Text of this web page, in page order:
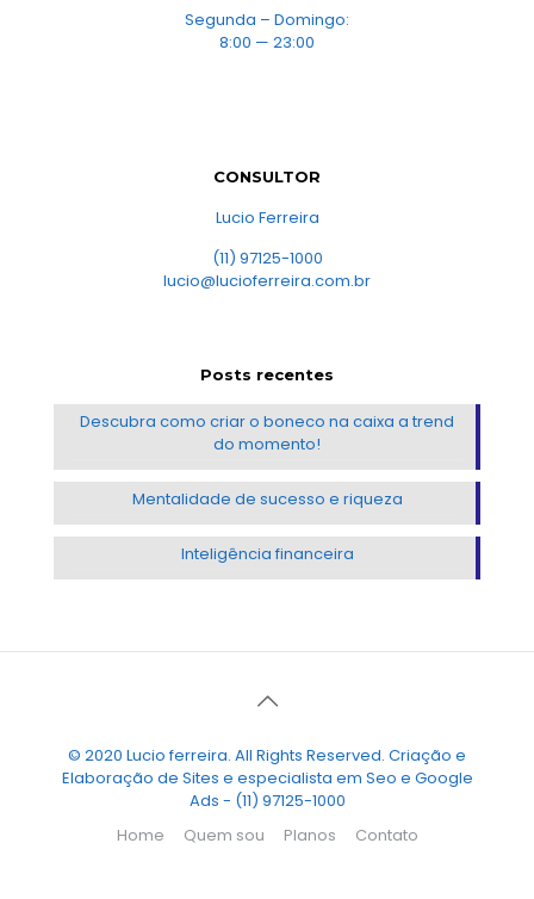
Segunda – Domingo:
8:00 — 23:00
CONSULTOR
Lucio Ferreira
(11) 97125-1000
lucio@lucioferreira.com.br
Posts recentes
Descubra como criar o boneco na caixa a trend
do momento!
Mentalidade de sucesso e riqueza
Inteligência financeira
© 2020 Lucio ferreira. All Rights Reserved. Criação e
Elaboração de Sites e especialista em Seo e Google
Ads - (11) 97125-1000
Home
Quem sou Planos Contato